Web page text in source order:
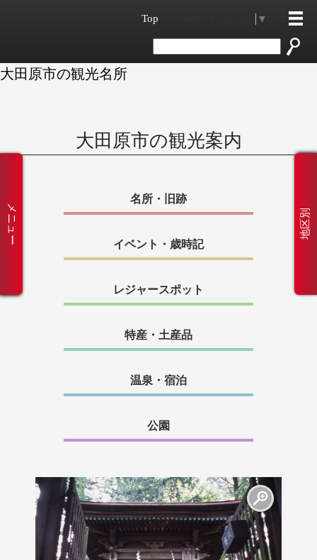
Top ▼
メニュー 地区別
大田原市の観光名所
大田原市の観光案内
名所・旧跡
イベント・歳時記
レジャースポット
特産・土産品
温泉・宿泊
公園